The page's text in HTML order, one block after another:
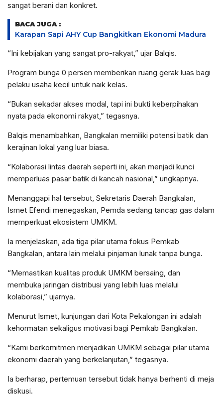
sangat berani dan konkret.
BACA JUGA :
Karapan Sapi AHY Cup Bangkitkan Ekonomi Madura
“Ini kebijakan yang sangat pro-rakyat,” ujar Balqis.
Program bunga 0 persen memberikan ruang gerak luas bagi
pelaku usaha kecil untuk naik kelas.
“Bukan sekadar akses modal, tapi ini bukti keberpihakan
nyata pada ekonomi rakyat,” tegasnya.
Balqis menambahkan, Bangkalan memiliki potensi batik dan
kerajinan lokal yang luar biasa.
“Kolaborasi lintas daerah seperti ini, akan menjadi kunci
memperluas pasar batik di kancah nasional,” ungkapnya.
Menanggapi hal tersebut, Sekretaris Daerah Bangkalan,
Ismet Efendi menegaskan, Pemda sedang tancap gas dalam
memperkuat ekosistem UMKM.
Ia menjelaskan, ada tiga pilar utama fokus Pemkab
Bangkalan, antara lain melalui pinjaman lunak tanpa bunga.
“Memastikan kualitas produk UMKM bersaing, dan
membuka jaringan distribusi yang lebih luas melalui
kolaborasi,” ujarnya.
Menurut Ismet, kunjungan dari Kota Pekalongan ini adalah
kehormatan sekaligus motivasi bagi Pemkab Bangkalan.
“Kami berkomitmen menjadikan UMKM sebagai pilar utama
ekonomi daerah yang berkelanjutan,” tegasnya.
Ia berharap, pertemuan tersebut tidak hanya berhenti di meja
diskusi.